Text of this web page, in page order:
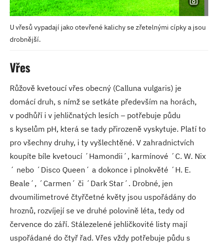
U vřesů vypadají jako otevřené kalichy se zřetelnými cípky a jsou
drobnější.
Vřes
Růžově kvetoucí vřes obecný (Calluna vulgaris) je
domácí druh, s nímž se setkáte především na horách,
v podhůří i v jehličnatých lesích – potřebuje půdu
s kyselům pH, která se tady přirozeně vyskytuje. Platí to
pro všechny druhy, i ty vyšlechtěné. V zahradnictvích
koupíte bíle kvetoucí ´Hamondii´, karmínové ´C. W. Nix
´ nebo ´Disco Queen´ a dokonce i plnokvěté ´H. E.
Beale´, ´Carmen´ či ´Dark Star´. Drobné, jen
dvoumilimetrové čtyřčetné květy jsou uspořádány do
hroznů, rozvíjejí se ve druhé polovině léta, tedy od
července do září. Stálezelené jehličkovité listy mají
uspořádané do čtyř řad. Vřes vždy potřebuje půdu s